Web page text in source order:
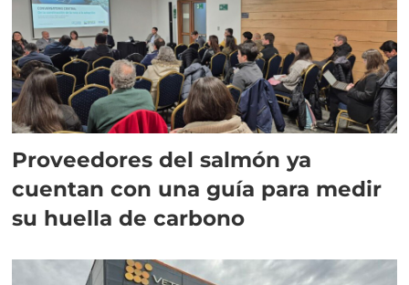
Proveedores del salmón ya
cuentan con una guía para medir
su huella de carbono